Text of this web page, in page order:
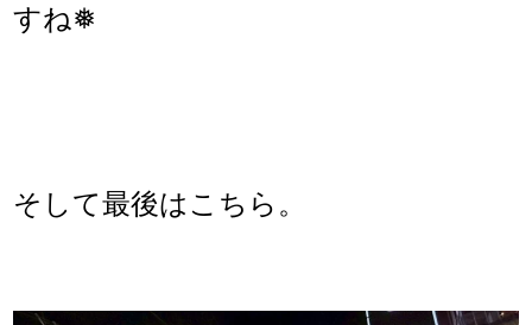
すね❅
そして最後はこちら。